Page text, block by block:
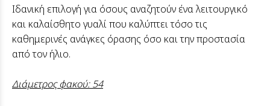
Ιδανική επιλογή για όσους αναζητούν ένα λειτουργικό
και καλαίσθητο γυαλί που καλύπτει τόσο τις
καθημερινές ανάγκες όρασης όσο και την προστασία
από τον ήλιο.
Διάμετρος φακού: 54